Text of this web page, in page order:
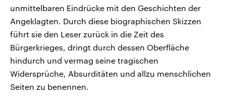
unmittelbaren Eindrücke mit den Geschichten der
Angeklagten. Durch diese biographischen Skizzen
führt sie den Leser zurück in die Zeit des
Bürgerkrieges, dringt durch dessen Oberfläche
hindurch und vermag seine tragischen
Widersprüche, Absurditäten und allzu menschlichen
Seiten zu benennen.